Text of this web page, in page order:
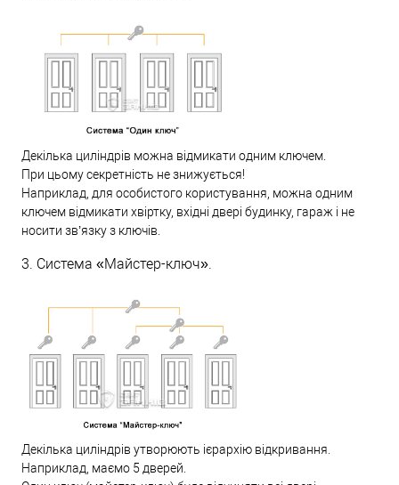
Декілька циліндрів можна відмикати одним ключем.
При цьому секретність не знижується!
Наприклад, для особистого користування, можна одним
ключем відмикати хвіртку, вхідні двері будинку, гараж і не
носити зв’язку з ключів.
3. Система «Майстер-ключ».
Декілька циліндрів утворюють ієрархію відкривання.
Наприклад, маємо 5 дверей.